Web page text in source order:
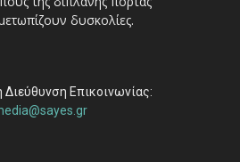
δυσκολίες.
Διεύθυνση Επικοινωνίας: